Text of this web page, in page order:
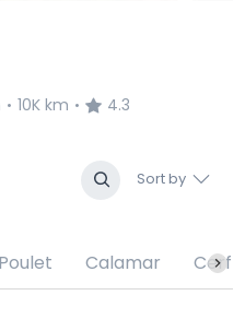
• 10K km •
4.3
Sort by
Poulet Calamar Cerf